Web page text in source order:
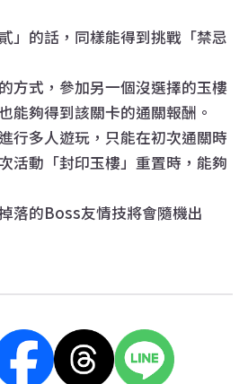
」的話，同樣能得到挑戰「禁忌
方式，參加另一個沒選擇的玉樓
能夠得到該關卡的通關報酬。
行多人遊玩，只能在初次通關時
活動「封印玉樓」重置時，能夠
落的Boss友情技將會隨機出